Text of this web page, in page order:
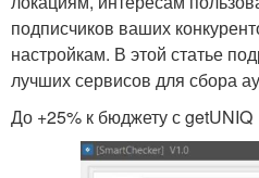
подписчиков ваших
настройкам. В этой статье
лучших сервисов для сбора
До +25% к бюджету с getUNIQ